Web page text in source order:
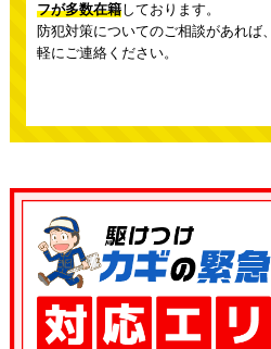
フが多数在籍しております。
防犯対策についてのご相談があれば
軽にご連絡ください。